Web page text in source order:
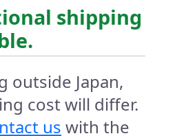
shipping
outside Japan,
cost will differ.
us with the